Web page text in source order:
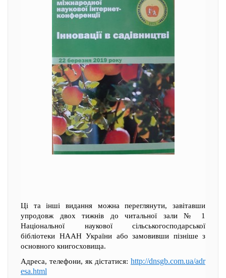
Ці та інші видання можна переглянути, завітавши
упродовж двох тижнів до читальної зали № 1
Національної наукової сільськогосподарської
бібліотеки НААН України або замовивши пізніше з
основного книгосховища.
Адреса, телефони, як дістатися: http://dnsgb.com.ua/adr
esa.html